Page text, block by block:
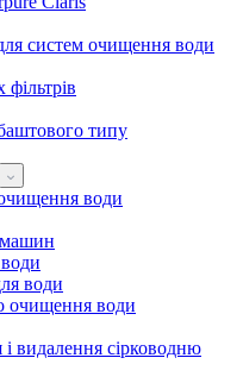
систем очищення води
типу
води
машин
води
очищення води
і видалення сірководню